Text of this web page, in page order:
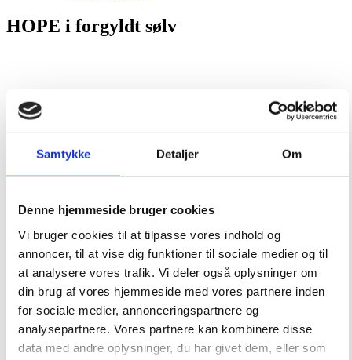
Samtykke Detaljer Om
Denne hjemmeside bruger cookies
Vi bruger cookies til at tilpasse vores indhold og
annoncer, til at vise dig funktioner til sociale medier og til
at analysere vores trafik. Vi deler også oplysninger om
din brug af vores hjemmeside med vores partnere inden
for sociale medier, annonceringspartnere og
analysepartnere. Vores partnere kan kombinere disse
data med andre oplysninger, du har givet dem, eller som
HOPE i forgyldt sølv